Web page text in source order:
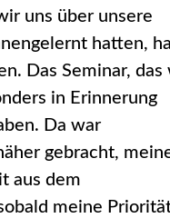
uns über unsere
hatten,
Das Seminar, das
in Erinnerung
Da war
gebracht,
aus dem
meine